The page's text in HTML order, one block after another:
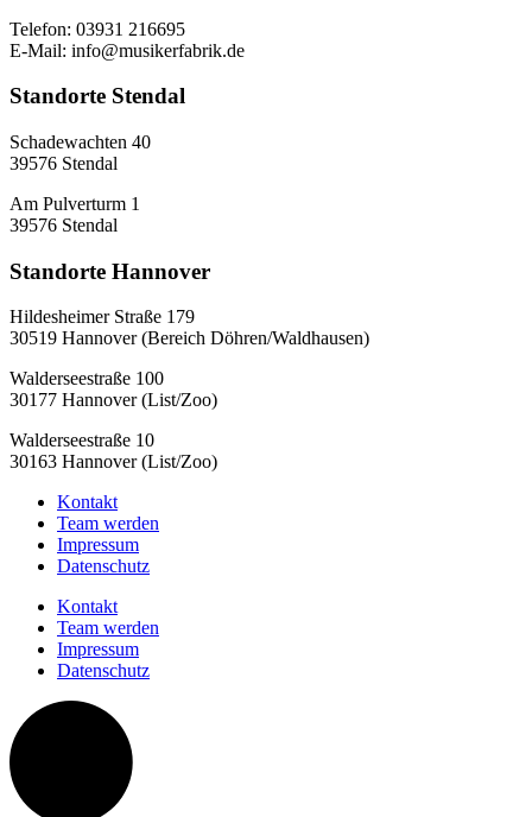
Telefon: 03931 216695
E-Mail: info@musikerfabrik.de
Standorte Stendal
Schadewachten 40
39576 Stendal
Am Pulverturm 1
39576 Stendal
Standorte Hannover
Hildesheimer Straße 179
30519 Hannover (Bereich Döhren/Waldhausen)
Walderseestraße 100
30177 Hannover (List/Zoo)
Walderseestraße 10
30163 Hannover (List/Zoo)
Kontakt
Team werden
Impressum
Datenschutz
Kontakt
Team werden
Impressum
Datenschutz